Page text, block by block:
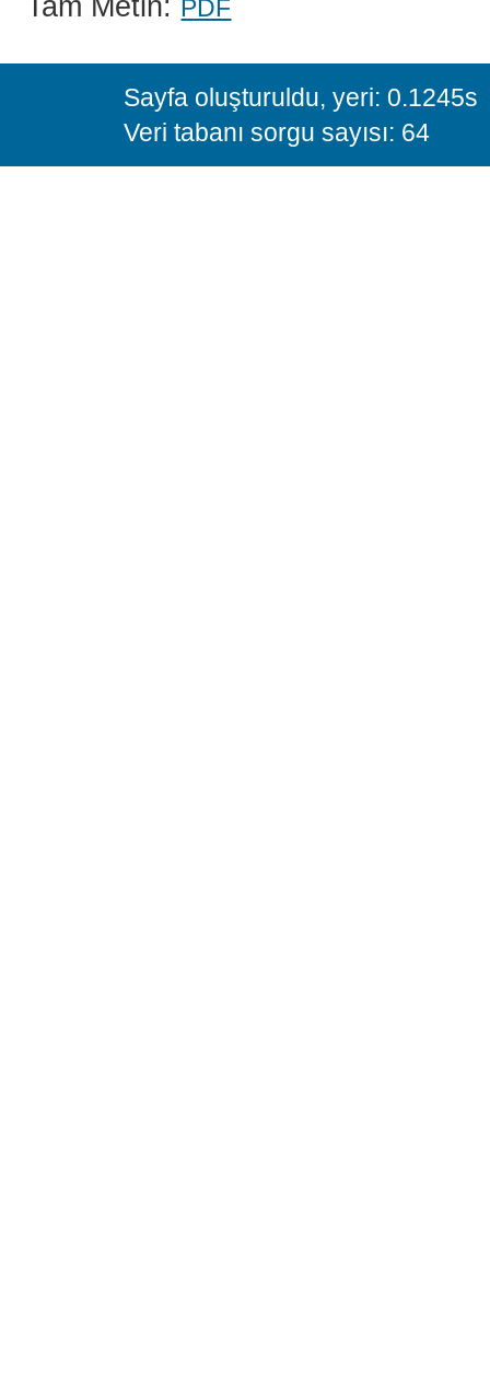
PDF
Sayfa oluşturuldu, yeri: 0.1245s
Veri tabanı sorgu sayısı: 64